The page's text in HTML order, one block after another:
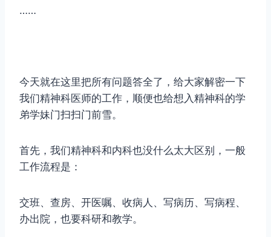
……
今天就在这里把所有问题答全了，给大家解密一下
我们精神科医师的工作，顺便也给想入精神科的学
弟学妹门扫扫门前雪。
首先，我们精神科和内科也没什么太大区别，一般
工作流程是：
交班、查房、开医嘱、收病人、写病历、写病程、
办出院，也要科研和教学。